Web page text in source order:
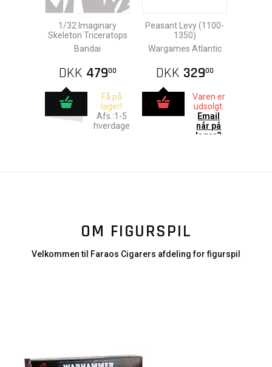
1/32 Imaginary
Skeleton Triceratops
Bandai
DKK 47900
Få på
lager!
Afs.:1-5
hverdage
Peasant Levy (1100-
1350)
Wargames Atlantic
DKK 32900
Varen er
udsolgt.
Email
når på
lager?
OM FIGURSPIL
Velkommen til Faraos Cigarers afdeling for figurspil